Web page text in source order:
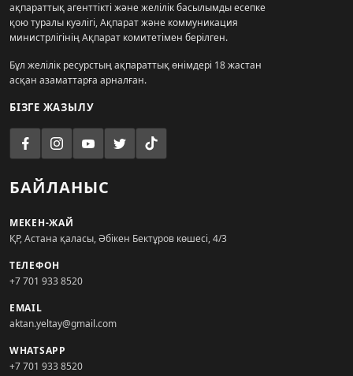
ақпараттық агенттікті және желілік басылымды есепке
қою туралы куәлігі, Ақпарат және коммуникация
министрлігінің Ақпарат комитетімен берілген.
Бұл желілік ресурстың ақпараттық өнімдері 18 жастан
асқан азаматтарға арналған.
БІЗГЕ ЖАЗЫЛУ
БАЙЛАНЫС
МЕКЕН-ЖАЙ
ҚР, Астана қаласы, Әбікен Бектұров көшесі, 4/3
ТЕЛЕФОН
+7 701 933 8520
EMAIL
aktan.yeltay@gmail.com
WHATSAPP
+7 701 933 8520